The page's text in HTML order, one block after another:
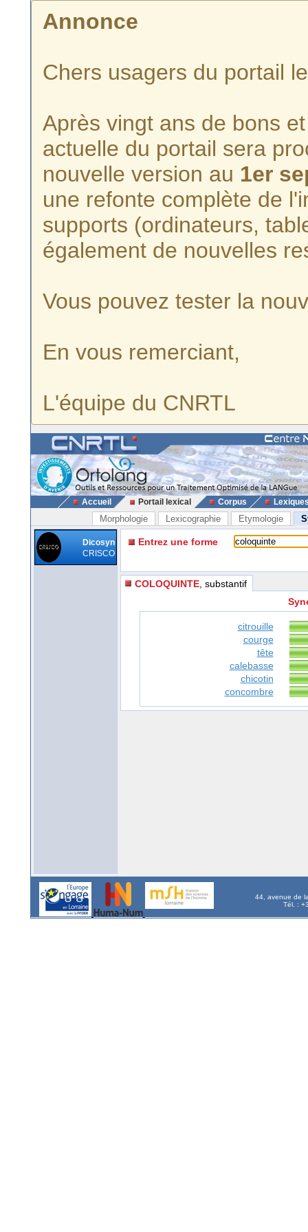
Annonce
Chers usagers du portail
Après vingt ans de bons
actuelle du portail sera
nouvelle version au 1er
une refonte complète de
supports (ordinateurs,
également de nouvelles
Vous pouvez tester la
En vous remerciant,
L'équipe du CNRTL
Accueil Portail lexical Corpus
Morphologie Lexicographie Etymologie
Dicosyn
CRISCO
Entrez une forme
COLOQUINTE , substantif
citrouille
courge
tête
calebasse
chicotin
concombre
44, avenue de
Tél. :